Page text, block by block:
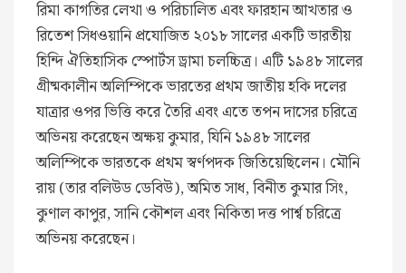
রিমা কাগতির লেখা ও পরিচালিত এবং ফারহান আখতার ও
রিতেশ সিধওয়ানি প্রযোজিত ২০১৮ সালের একটি ভারতীয়
হিন্দি ঐতিহাসিক স্পোর্টস ড্রামা চলচ্চিত্র। এটি ১৯৪৮ সালের
গ্রীষ্মকালীন অলিম্পিকে ভারতের প্রথম জাতীয় হকি দলের
যাত্রার ওপর ভিত্তি করে তৈরি এবং এতে তপন দাসের চরিত্রে
অভিনয় করেছেন অক্ষয় কুমার, যিনি ১৯৪৮ সালের
অলিম্পিকে ভারতকে প্রথম স্বর্ণপদক জিতিয়েছিলেন। মৌনি
রায় (তার বলিউড ডেবিউ), অমিত সাধ, বিনীত কুমার সিং,
কুণাল কাপুর, সানি কৌশল এবং নিকিতা দত্ত পার্শ্ব চরিত্রে
অভিনয় করেছেন।